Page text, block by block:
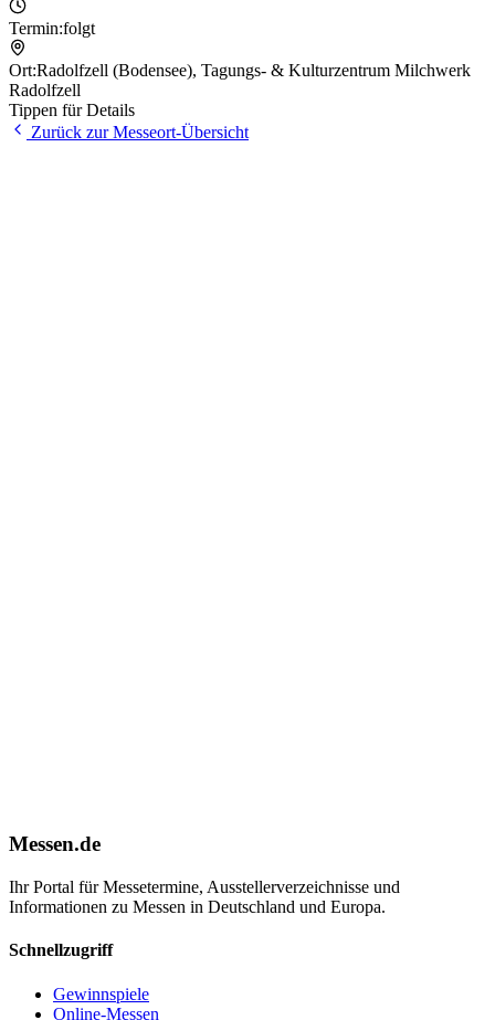
Termin:folgt
Ort:Radolfzell (Bodensee), Tagungs- & Kulturzentrum Milchwerk
Radolfzell
Tippen für Details
Zurück zur Messeort-Übersicht
Messen.de
Ihr Portal für Messetermine, Ausstellerverzeichnisse und
Informationen zu Messen in Deutschland und Europa.
Schnellzugriff
Gewinnspiele
Online-Messen